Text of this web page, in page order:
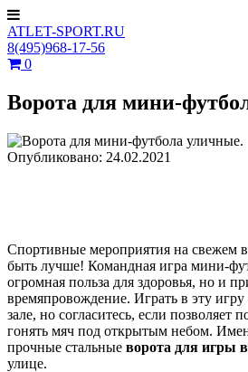
ATLET-SPORT.RU
8(495)968-17-56
0
Ворота для мини-
Опубликовано: 24.02.2021
Спортивные мероприятия на свежем
быть лучше! Командная игра мини-
огромная польза для здоровья, но и
времяпровождение. Играть в эту
зале, но согласитесь, если позволяет
гонять мяч под открытым небом.
прочные стальные ворота для игры
улице.